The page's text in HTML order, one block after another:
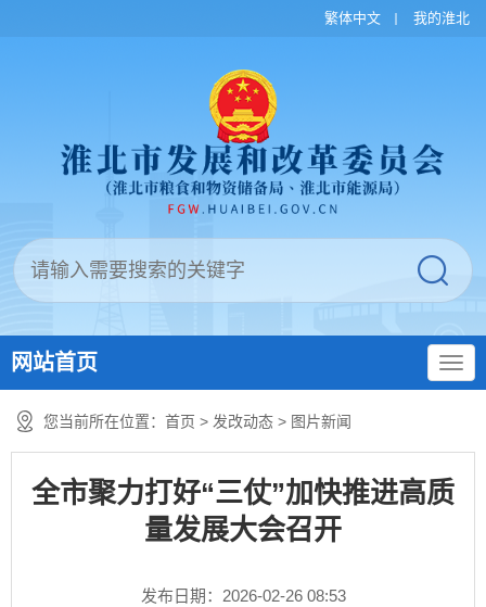
繁体中文 我的淮北
网站首页
您当前所在位置： 首页 > 发改动态 > 图片新闻
全市聚力打好“三仗”加快推进高质
量发展大会召开
发布日期：2026-02-26 08:53